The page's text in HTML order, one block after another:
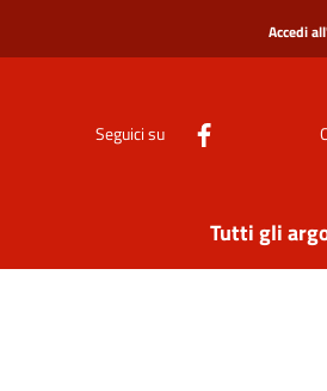
Accedi
Seguici su
Tutti gli